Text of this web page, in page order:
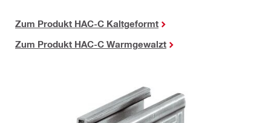
Zum Produkt HAC-C Kaltgeformt
Zum Produkt HAC-C Warmgewalzt